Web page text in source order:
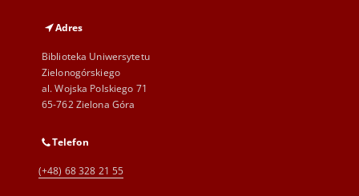
Adres
Biblioteka Uniwersytetu
Zielonogórskiego
al. Wojska Polskiego 71
65-762 Zielona Góra
Telefon
(+48) 68 328 21 55